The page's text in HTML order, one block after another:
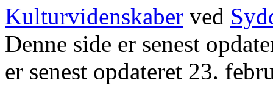
Kulturvidenskaber ved
Denne side er senest
er senest opdateret 23.